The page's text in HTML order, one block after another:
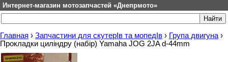
Интернет-магазин мотозапчастей «Днепрмото»
Главная › Запчастини для скутерІв та мопедІв › Група двигуна ›
Прокладки циліндру (набір) Yamaha JOG 2JA d-44mm